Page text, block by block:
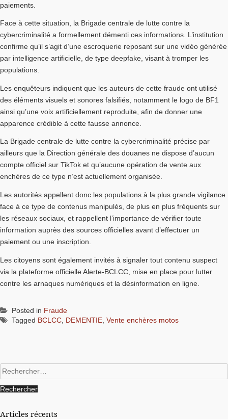
paiements.
Face à cette situation, la Brigade centrale de lutte contre la
cybercriminalité a formellement démenti ces informations. L’institution
confirme qu’il s’agit d’une escroquerie reposant sur une vidéo générée
par intelligence artificielle, de type deepfake, visant à tromper les
populations.
Les enquêteurs indiquent que les auteurs de cette fraude ont utilisé
des éléments visuels et sonores falsifiés, notamment le logo de BF1
ainsi qu’une voix artificiellement reproduite, afin de donner une
apparence crédible à cette fausse annonce.
La Brigade centrale de lutte contre la cybercriminalité précise par
ailleurs que la Direction générale des douanes ne dispose d’aucun
compte officiel sur TikTok et qu’aucune opération de vente aux
enchères de ce type n’est actuellement organisée.
Les autorités appellent donc les populations à la plus grande vigilance
face à ce type de contenus manipulés, de plus en plus fréquents sur
les réseaux sociaux, et rappellent l’importance de vérifier toute
information auprès des sources officielles avant d’effectuer un
paiement ou une inscription.
Les citoyens sont également invités à signaler tout contenu suspect
via la plateforme officielle Alerte-BCLCC, mise en place pour lutter
contre les arnaques numériques et la désinformation en ligne.
Posted in Fraude
Tagged BCLCC DEMENTIE Vente enchères motos
Rechercher :
Articles récents